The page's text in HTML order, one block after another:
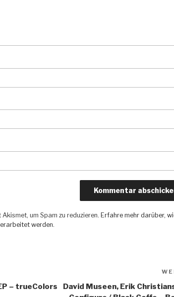
um Spam zu reduzieren. Erfahre mehr darüber,
werden.
– trueColors
David Museen, Erik